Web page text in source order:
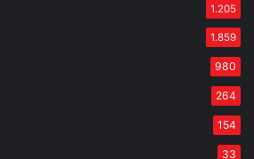
1.205
1.859
980
264
154
33